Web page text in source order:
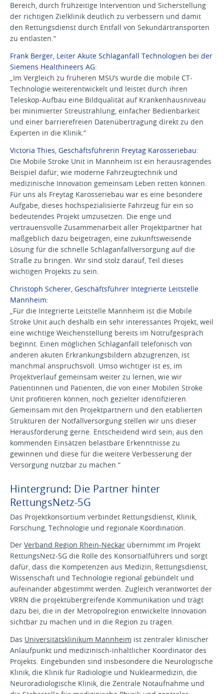
Bereich, durch frühzeitige Intervention und Sicherstellung
der richtigen Zielklinik deutlich zu verbessern und damit
den Rettungsdienst durch Entfall von Sekundärtransporten
zu entlasten.“
Frank Berger, Leiter Akute Schlaganfall Technologien bei der
Siemens Healthineers AG:
„Im Vergleich zu früheren MSU’s wurde die mobile CT-
Technologie weiterentwickelt und leistet durch ihren
Teleskop-Aufbau eine Bildqualität auf Krankenhausniveau
bei minimierter Streustrahlung, einfacher Bedienbarkeit
und einer barrierefreien Datenübertragung direkt zu den
Experten in die Klinik.“
Victoria Thies, Geschäftsführerin Freytag Karosseriebau:
Die Mobile Stroke Unit in Mannheim ist ein herausragendes
Beispiel dafür, wie moderne Fahrzeugtechnik und
medizinische Innovation gemeinsam Leben retten können.
Für uns als Freytag Karosseriebau war es eine besondere
Aufgabe, dieses hochspezialisierte Fahrzeug für ein so
bedeutendes Projekt umzusetzen. Die enge und
vertrauensvolle Zusammenarbeit aller Projektpartner hat
maßgeblich dazu beigetragen, eine zukunftsweisende
Lösung für die schnelle Schlaganfallversorgung auf die
Straße zu bringen. Wir sind stolz darauf, Teil dieses
wichtigen Projekts zu sein.
Christoph Scherer, Geschäftsführer Integrierte Leitstelle
Mannheim:
„Für die Integrierte Leitstelle Mannheim ist die Mobile
Stroke Unit auch deshalb ein sehr interessantes Projekt, weil
eine wichtige Weichenstellung bereits im Notrufgespräch
beginnt. Einen möglichen Schlaganfall telefonisch von
anderen akuten Erkrankungsbildern abzugrenzen, ist
manchmal anspruchsvoll. Umso wichtiger ist es, im
Projektverlauf gemeinsam weiter zu lernen, wie wir
Patientinnen und Patienten, die von einer Mobilen Stroke
Unit profitieren können, noch gezielter identifizieren.
Gemeinsam mit den Projektpartnern und den etablierten
Strukturen der Notfallversorgung stellen wir uns dieser
Herausforderung gerne. Entscheidend wird sein, aus den
kommenden Einsätzen belastbare Erkenntnisse zu
gewinnen und diese für die weitere Verbesserung der
Versorgung nutzbar zu machen.“
Hintergrund: Die Partner hinter
RettungsNetz-5G
Das Projektkonsortium verbindet Rettungsdienst, Klinik,
Forschung, Technologie und regionale Koordination.
Der Verband Region Rhein-Neckar übernimmt im Projekt
RettungsNetz-5G die Rolle des Konsortialführers und sorgt
dafür, dass die Kompetenzen aus Medizin, Rettungsdienst,
Wissenschaft und Technologie regional gebündelt und
aufeinander abgestimmt werden. Zugleich verantwortet der
VRRN die projektübergreifende Kommunikation und trägt
dazu bei, die in der Metropolregion entwickelte Innovation
sichtbar zu machen und in die Region zu tragen.
Das Universitätsklinikum Mannheim ist zentraler klinischer
Anlaufpunkt und medizinisch-inhaltlicher Koordinator des
Projekts. Eingebunden sind insbesondere die Neurologische
Klinik, die Klinik für Radiologie und Nuklearmedizin, die
Neuroradiologische Klinik, die Zentrale Notaufnahme und